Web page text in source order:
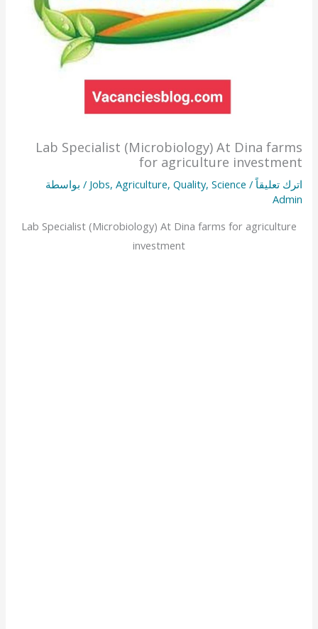
Lab Specialist (Microbiology) At Dina farms
for agriculture investment
اترك تعليقاً /
Jobs, Agriculture, Quality, Science
/ بواسطة
Admin
Lab Specialist (Microbiology) At Dina farms for agriculture
investment